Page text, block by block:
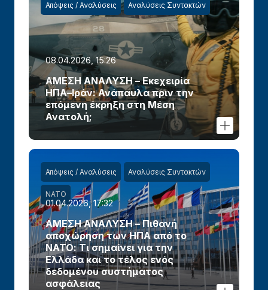
Απόψεις / Αναλύσεις Αναλύσεις Συντακτών
08.04.2026, 15:26
ΑΜΕΣΗ ΑΝΑΛΥΣΗ – Εκεχειρία
ΗΠΑ–Ιράν: Ανάπαυλα πριν την
επόμενη έκρηξη στη Μέση
Ανατολή;
Απόψεις / Αναλύσεις Αναλύσεις Συντακτών
ΝΑΤΟ
01.04.2026, 17:32
ΑΜΕΣΗ ΑΝΑΛΥΣΗ – Πιθανή
αποχώρηση των ΗΠΑ από το
ΝΑΤΟ: Τι σημαίνει για την
Ελλάδα και το τέλος ενός
δεδομένου συστήματος
ασφάλειας